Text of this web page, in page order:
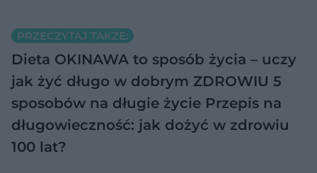
PRZECZYTAJ TAKŻE:
Dieta OKINAWA to sposób życia – uczy
jak żyć długo w dobrym ZDROWIU 5
sposobów na długie życie Przepis na
długowieczność: jak dożyć w zdrowiu
100 lat?